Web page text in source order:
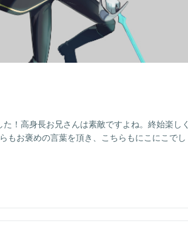
！高身長お兄さんは素敵ですよね。終始楽しく
もお褒めの言葉を頂き、こちらもにこにこでし